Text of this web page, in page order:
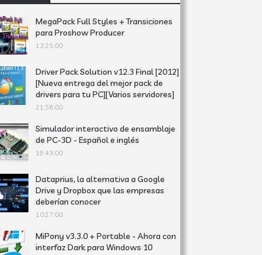
MegaPack Full Styles + Transiciones
para Proshow Producer
13:25:00
Driver Pack Solution v12.3 Final [2012]
[Nueva entrega del mejor pack de
drivers para tu PC][Varios servidores]
21:56:00
Simulador interactivo de ensamblaje
de PC-3D - Español e inglés
19:43:00
Dataprius, la alternativa a Google
Drive y Dropbox que las empresas
deberían conocer
10:27:00
MiPony v3.3.0 + Portable - Ahora con
interfaz Dark para Windows 10